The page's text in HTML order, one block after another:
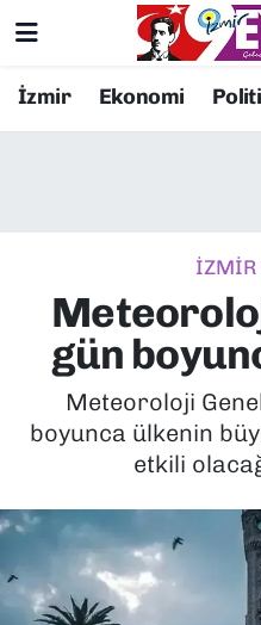
İzmir Ekonomi
İZMİR
gün
Meteoroloji
boyunca ülkenin
etkili
Resmi İlanlar
EKONOMİ
KÜLTÜR SANAT
MAGAZİN
POLİTİKA
SAĞLIK
Konak Nöbetçi
Süper Lig Puan
Tüm Manşetler
Son Dakika
Haber Arşivi